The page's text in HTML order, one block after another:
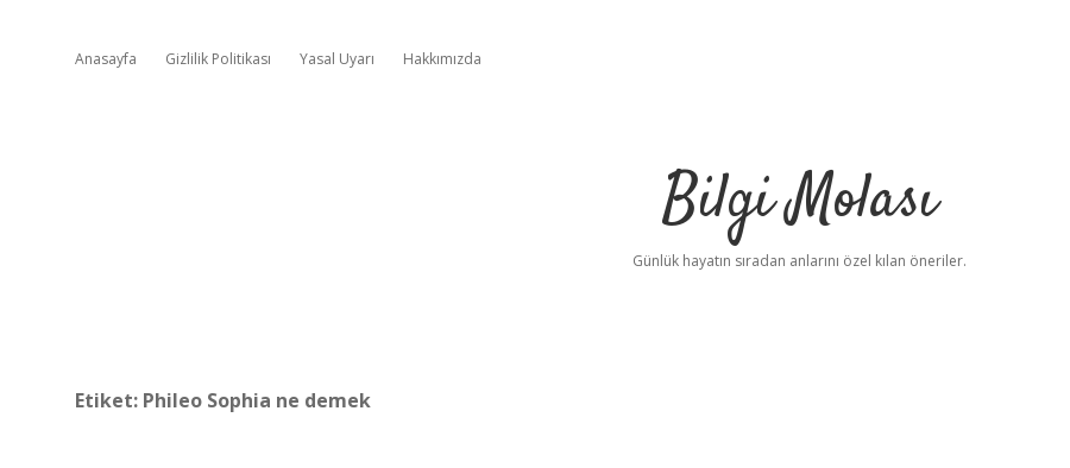
Anasayfa Gizlilik Politikası Yasal Uyarı Hakkımızda
Bilgi Molası
Günlük hayatın sıradan anlarını özel kılan öneriler.
Etiket: Phileo Sophia ne demek